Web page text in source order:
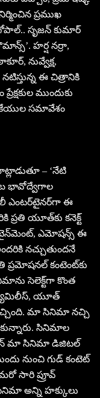
ప్రముఖ
సృజన్‌ కుమార్
హర్ష నర్రా,
నువ్వేక్ష,
ఈ చిత్రానికి
ముందుకు
సమావేశం
– ‘నేటి
భావోద్వేగాల
ఎంటర్‌టైనర్‌గా ఈ
ప్రతి యూత్‌కు కనెక్ట్‌
ఎమోషన్స్‌ ఈ
నచ్చుతుందనే
ప్రమోషనల్‌ కంటెంట్‌కు
సెలెక్ట్‌గా కొంత
యూత్‌
మా సినిమా నచ్చి
సినిమాల
మా సినిమా డిజిటల్‌
నుంచి గుడ్‌ కంటెట్‌
సారి ప్రూవ్‌
అన్ని హక్కులు